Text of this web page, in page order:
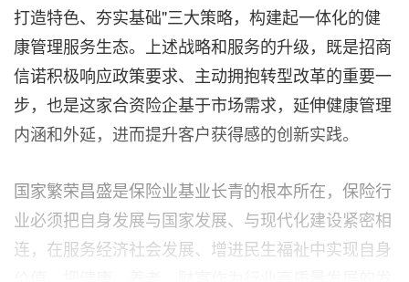
打造特色、夯实基础"三大策略，构建起一体化的健
康管理服务生态。上述战略和服务的升级，既是招商
信诺积极响应政策要求、主动拥抱转型改革的重要一
步，也是这家合资险企基于市场需求，延伸健康管理
内涵和外延，进而提升客户获得感的创新实践。
国家繁荣昌盛是保险业基业长青的根本所在，保险行
业必须把自身发展与国家发展、与现代化建设紧密相
连，在服务经济社会发展、增进民生福祉中实现自身